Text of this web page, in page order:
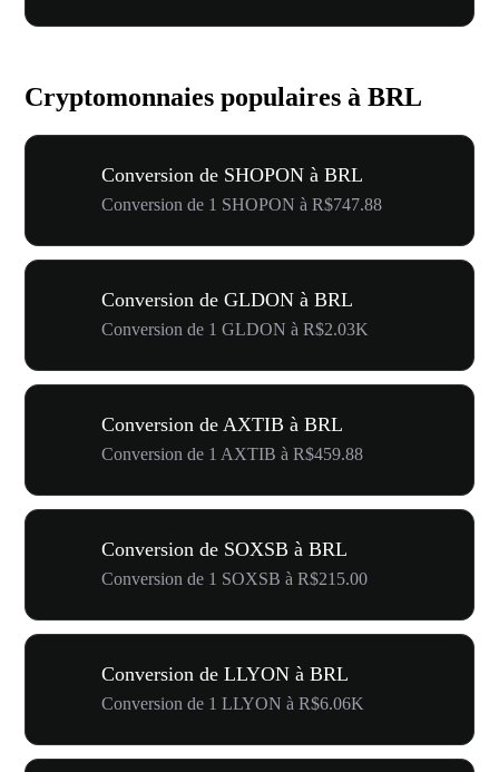
Cryptomonnaies populaires à BRL
Conversion de SHOPON à BRL
Conversion de 1 SHOPON à R$747.88
Conversion de GLDON à BRL
Conversion de 1 GLDON à R$2.03K
Conversion de AXTIB à BRL
Conversion de 1 AXTIB à R$459.88
Conversion de SOXSB à BRL
Conversion de 1 SOXSB à R$215.00
Conversion de LLYON à BRL
Conversion de 1 LLYON à R$6.06K